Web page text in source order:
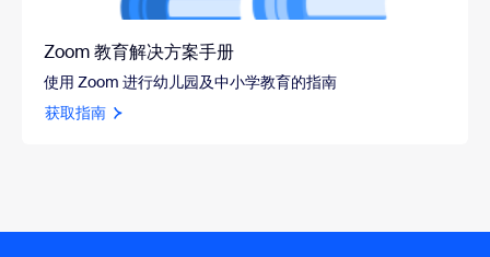
Zoom 教育解决方案手册
使用 Zoom 进行幼儿园及中小学教育的指南
获取指南